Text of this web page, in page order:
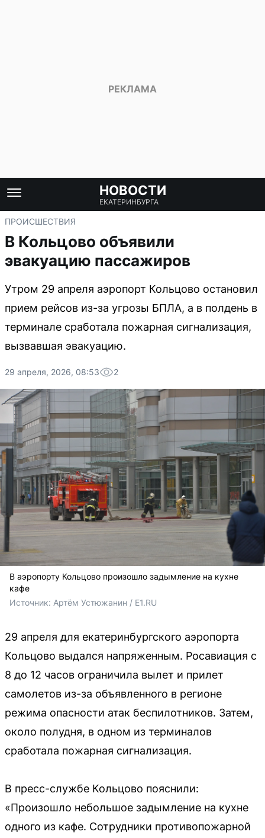
НОВОСТИ
ЕКАТЕРИНБУРГА
ПРОИСШЕСТВИЯ
В Кольцово объявили
эвакуацию пассажиров
Утром 29 апреля аэропорт Кольцово остановил
прием рейсов из-за угрозы БПЛА, а в полдень в
терминале сработала пожарная сигнализация,
вызвавшая эвакуацию.
29 апреля, 2026, 08:53 2
В аэропорту Кольцово произошло задымление на кухне
кафе
Источник: Артём Устюжанин / E1.RU
29 апреля для екатеринбургского аэропорта
Кольцово выдался напряженным. Росавиация с
8 до 12 часов ограничила вылет и прилет
самолетов из-за объявленного в регионе
режима опасности атак беспилотников. Затем,
около полудня, в одном из терминалов
сработала пожарная сигнализация.
В пресс-службе Кольцово пояснили:
«Произошло небольшое задымление на кухне
одного из кафе. Сотрудники противопожарной